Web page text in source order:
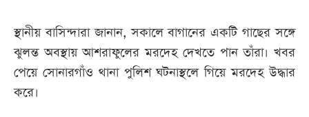
স্থানীয় বাসিন্দারা জানান, সকালে বাগানের একটি গাছের সঙ্গে
ঝুলন্ত অবস্থায় আশরাফুলের মরদেহ দেখতে পান তাঁরা। খবর
পেয়ে সোনারগাঁও থানা পুলিশ ঘটনাস্থলে গিয়ে মরদেহ উদ্ধার
করে।